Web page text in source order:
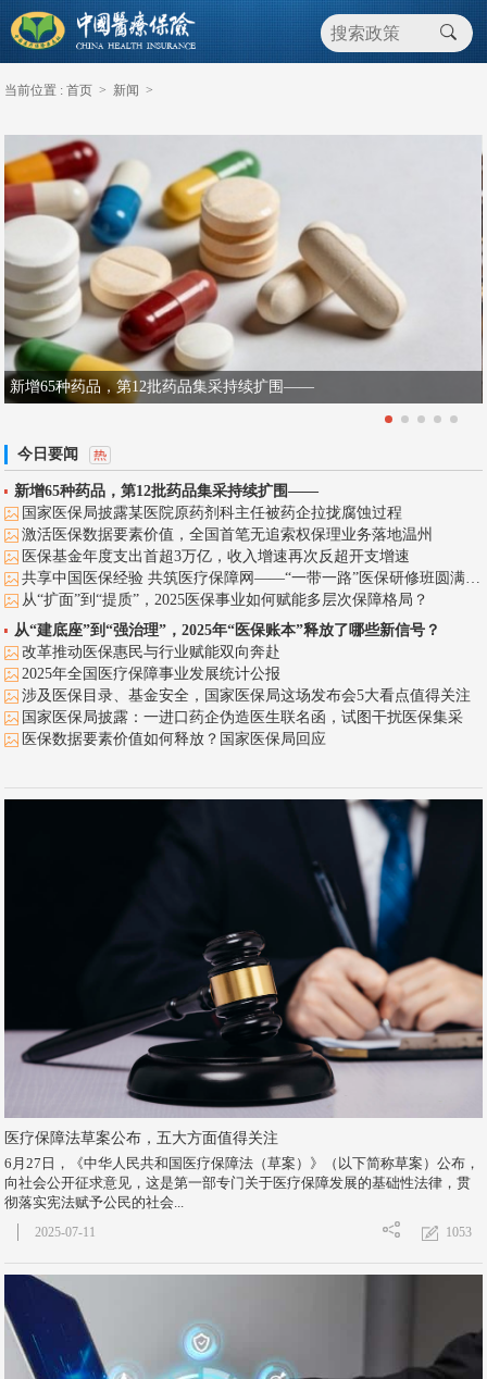
当前位置 : 首页 > 新闻 >
新增65种药品，第12批药品集采持续扩围——
今日要闻
新增65种药品，第12批药品集采持续扩围——
国家医保局披露某医院原药剂科主任被药企拉拢腐蚀过程
激活医保数据要素价值，全国首笔无追索权保理业务落地温州
医保基金年度支出首超3万亿，收入增速再次反超开支增速
共享中国医保经验 共筑医疗保障网——“一带一路”医保研修班圆满落幕！
从“扩面”到“提质”，2025医保事业如何赋能多层次保障格局？
从“建底座”到“强治理”，2025年“医保账本”释放了哪些新信号？
改革推动医保惠民与行业赋能双向奔赴
2025年全国医疗保障事业发展统计公报
涉及医保目录、基金安全，国家医保局这场发布会5大看点值得关注
国家医保局披露：一进口药企伪造医生联名函，试图干扰医保集采
医保数据要素价值如何释放？国家医保局回应
医疗保障法草案公布，五大方面值得关注
6月27日，《中华人民共和国医疗保障法（草案）》（以下简称草案）公布，
向社会公开征求意见，这是第一部专门关于医疗保障发展的基础性法律，贯
彻落实宪法赋予公民的社会...
1053
2025-07-11